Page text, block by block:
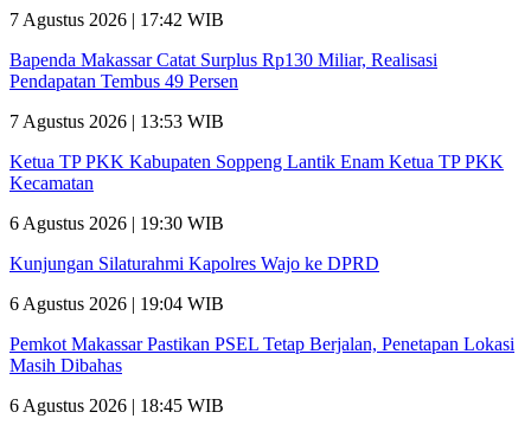
7 Agustus 2026 | 17:42 WIB
Bapenda Makassar Catat Surplus Rp130 Miliar, Realisasi
Pendapatan Tembus 49 Persen
7 Agustus 2026 | 13:53 WIB
Ketua TP PKK Kabupaten Soppeng Lantik Enam Ketua TP PKK
Kecamatan
6 Agustus 2026 | 19:30 WIB
Kunjungan Silaturahmi Kapolres Wajo ke DPRD
6 Agustus 2026 | 19:04 WIB
Pemkot Makassar Pastikan PSEL Tetap Berjalan, Penetapan Lokasi
Masih Dibahas
6 Agustus 2026 | 18:45 WIB